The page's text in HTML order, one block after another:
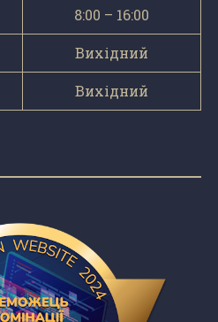
8:00 – 16:00
Вихідний
Вихідний